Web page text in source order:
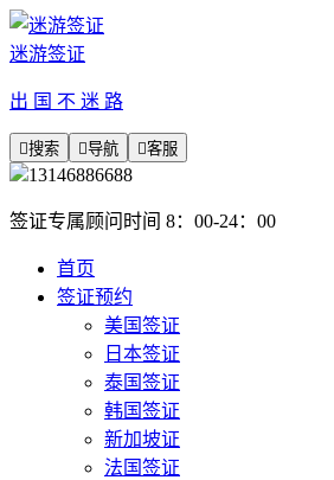
迷游签证
出 国 不 迷 路
搜索 导航 客服
13146886688
签证专属顾问时间 8：00-24：00
首页
签证预约
美国签证
日本签证
泰国签证
韩国签证
新加坡证
法国签证